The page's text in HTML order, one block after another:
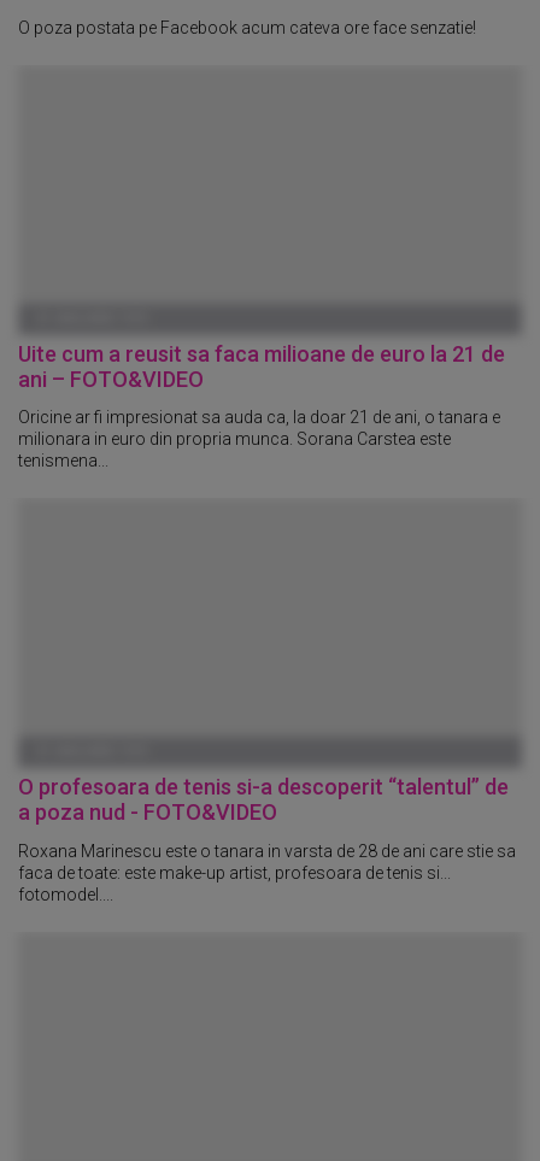
O poza postata pe Facebook acum cateva ore face senzatie!
Uite cum a reusit sa faca milioane de euro la 21 de
ani – FOTO&VIDEO
Oricine ar fi impresionat sa auda ca, la doar 21 de ani, o tanara e
milionara in euro din propria munca. Sorana Carstea este
tenismena...
O profesoara de tenis si-a descoperit “talentul” de
a poza nud - FOTO&VIDEO
Roxana Marinescu este o tanara in varsta de 28 de ani care stie sa
faca de toate: este make-up artist, profesoara de tenis si...
fotomodel....